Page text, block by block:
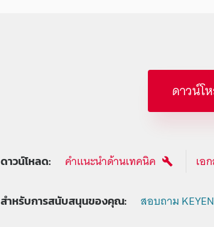
ดาวน์โ
ดาวน์โหลด: คำแนะนำด้านเทคนิค เอ
สำหรับการสนับสนุนของคุณ: สอบถาม